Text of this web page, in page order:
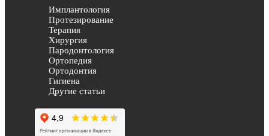
Имплантология
Протезирование
Терапия
Хирургия
Пародонтология
Ортопедия
Ортодонтия
Гигиена
Другие статьи